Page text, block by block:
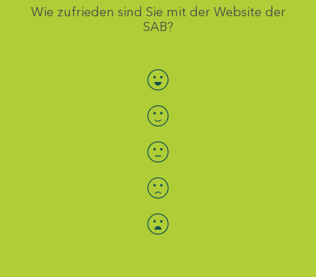
Wie zufrieden sind Sie mit der Website der
SAB?
Bewertung auswählen